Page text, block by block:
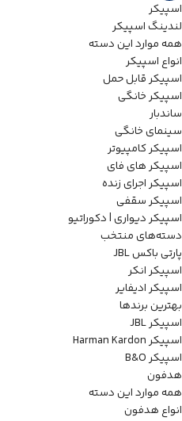
اسپیکر
لندینگ اسپیکر
همه موارد این دسته
انواع اسپیکر
اسپیکر قابل حمل
اسپیکر خانگی
ساندبار
سینمای خانگی
اسپیکر کامپیوتر
اسپیکر های فای
اسپیکر اجرای زنده
اسپیکر سقفی
اسپیکر دیواری | دکوراتیو
دسته‌های منتخب
پارتی باکس JBL
اسپیکر انکر
اسپیکر ادیفایر
بهترین برندها
اسپیکر JBL
اسپیکر Harman Kardon
اسپیکر B&O
هدفون
همه موارد این دسته
انواع هدفون